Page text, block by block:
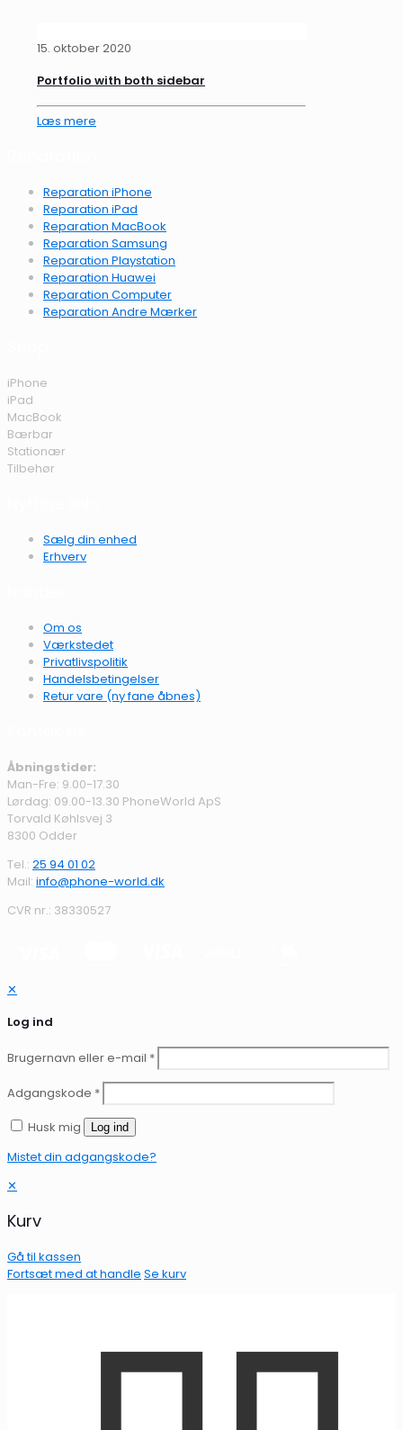
15. oktober 2020
Portfolio with both sidebar
Læs mere
Reparation iPhone
Reparation iPad
Reparation MacBook
Reparation Samsung
Reparation Playstation
Reparation Huawei
Reparation Computer
Reparation Andre Mærker
iPhone
iPad
MacBook
Bærbar
Stationær
Tilbehør
Sælg din enhed
Erhverv
Om os
Værkstedet
Privatlivspolitik
Handelsbetingelser
Retur vare (ny fane åbnes)
Åbningstider:
Man-Fre: 9.00-17.30
Lørdag: 09.00-13.30 PhoneWorld ApS
Torvald Køhlsvej 3
8300 Odder
Tel.: 25 94 01 02
Mail: info@phone-world.dk
CVR nr.: 38330527
✕
Log ind
Brugernavn eller e-mail *
Adgangskode *
Husk mig
Log ind
Mistet din adgangskode?
✕
Kurv
Gå til kassen
Fortsæt med at handle Se kurv